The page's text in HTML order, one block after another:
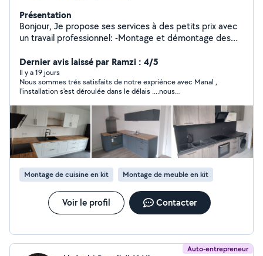
Présentation
Bonjour, Je propose ses services à des petits prix avec
un travail professionnel: -Montage et démontage des
l'installation de plan de travail et les découpes
nécessaires pour les éviers et les plaques. -
L'encastrement et le raccordement des éviers et
mitigeurs. - Pose de tringles à rideaux, stores... -
peinture, enduit... - Joints silicone d'une salle de bains,
lavabo et cuisine... - Pose d'étagères, tableaux, miroirs,
télé,
Dernier avis laissé par Ramzi : 4/5
Il y a 19 jours
Nous sommes trés satisfaits de notre expriénce avec Manal ,
l'installation s'est déroulée dans le délais ....nous
Montage de cuisine en kit Montage de meuble en kit
Voir le profil Contacter
Auto-entrepreneur